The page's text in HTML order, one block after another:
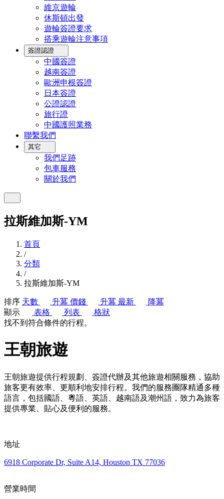
維京遊輪
休斯頓出發
遊輪簽證要求
搭乘遊輪注意事項
簽證認證
中國簽證
越南簽證
歐洲申根簽證
日本簽證
公證認證
旅行證
中國護照業務
聯繫我們
其它
我們足跡
包車服務
關於我們
拉斯維加斯-YM
首頁
/
分類
/
拉斯維加斯-YM
排序 天數 升冪 價錢 升冪 最新
降冪
顯示
表格 列表
格狀
找不到符合條件的行程。
王朝旅遊
王朝旅遊提供行程規劃、簽證代辦及其他旅遊相關服務，協助
旅客更有效率、更順利地安排行程。我們的服務團隊精通多種
語言，包括國語、粵語、英語、越南語及潮州語，致力為旅客
提供專業、貼心及便利的服務。
地址
6918 Corporate Dr, Suite A14, Houston TX 77036
營業時間